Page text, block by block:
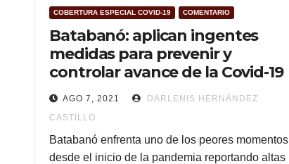
COBERTURA ESPECIAL COVID-19 COMENTARIO
Batabanó: aplican ingentes
medidas para prevenir y
controlar avance de la Covid-19
AGO 7, 2021
DARLENIS HERNÁNDEZ
CASTILLO
Batabanó enfrenta uno de los peores momentos
desde el inicio de la pandemia reportando altas